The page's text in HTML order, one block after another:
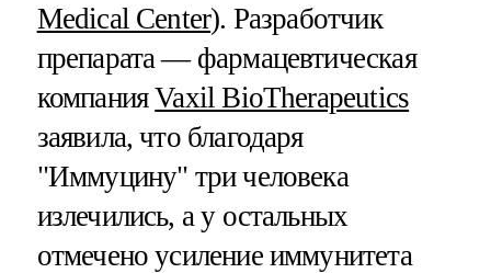
Medical Center). Разработчик
препарата — фармацевтическая
компанияVaxil BioTherapeutics
заявила, что благодаря
"Иммуцину" три человека
излечились, а у остальных
отмечено усиление иммунитета